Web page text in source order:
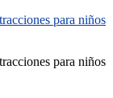
para niños
para niños